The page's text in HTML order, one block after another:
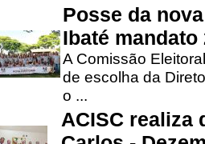
Posse da
Ibaté mandato
A Comissão
de escolha da
o ...
ACISC realiza